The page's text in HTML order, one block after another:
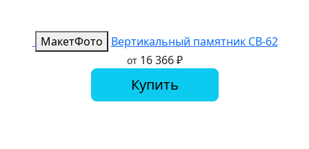
МакетФото Вертикальный памятник СВ-62
от 16 366₽
Купить